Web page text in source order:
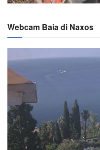
Webcam Baia di Naxos